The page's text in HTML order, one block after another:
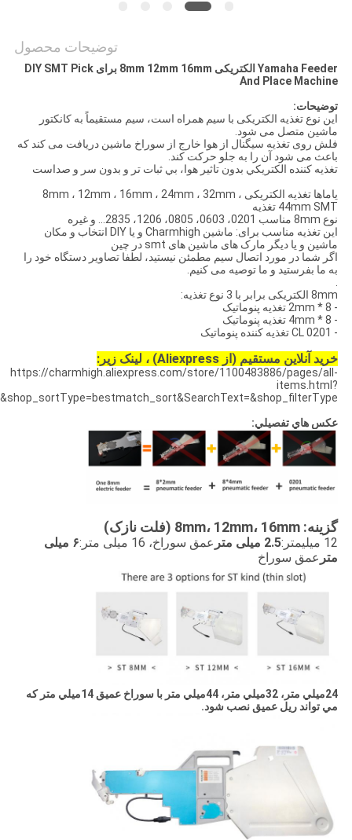
توضیحات محصول
Yamaha Feeder الکتریکی 8mm 12mm 16mm برای DIY SMT Pick
And Place Machine
توضیحات:
این نوع تغذیه الکتریکی با سیم همراه است، سیم مستقیماً به کانکتور
ماشین متصل می شود.
فلش روی تغذیه سیگنال از هوا خارج از سوراخ ماشین دریافت می کند که
باعث می شود آن را به جلو حرکت کند.
تغذيه کننده الکتريکي بدون تاثير هوا، بي ثبات تر و بدون سر و صداست
یاماها تغذیه الکتریکی 8mm ، 12mm ، 16mm ، 24mm ، 32mm ،
44mm SMT تغذیه
نوع 8mm مناسب 0201، 0603، 0805، 1206، 2835... و غیره
این تغذیه مناسب برای: ماشین Charmhigh و یا DIY انتخاب و مکان
ماشین و یا دیگر مارک های ماشین های smt در چین
اگر شما در مورد اتصال سیم مطمئن نیستید، لطفا تصاویر دستگاه خود را
به ما بفرستید و ما توصیه می کنیم.
.
8mm الکتریکی برابر با 3 نوع تغذیه:
- 8 * 2mm تغذیه پنوماتیک
- 8 * 4mm تغذیه پنوماتیک
- CL 0201 تغذیه کننده پنوماتیک
خرید آنلاین مستقیم (از Aliexpress) ، لینک زیر:
https://charmhigh.aliexpress.com/store/1100483886/pages/all-
items.html?
عکس هاي تفصيلي:
گزینه: 8mm، 12mm، 16mm (فلت نازک)
12 میلیمتر: 2.5 میلی متر عمق سوراخ، 16 میلی متر:
۶ میلی
متر عمق سوراخ
24ميلي متر، 32ميلي متر، 44ميلي متر با سوراخ عميق 14ميلي متر که
مي تواند ريل عميق نصب شود.